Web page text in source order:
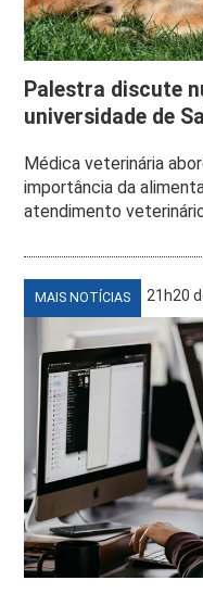
Palestra discute
universidade de
Médica veterinária
importância da
atendimento
MAIS NOTÍCIAS 21h20